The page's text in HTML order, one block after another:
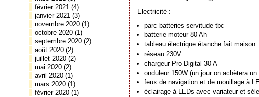
février 2021 (4)
janvier 2021 (3)
novembre 2020 (1)
octobre 2020 (1)
septembre 2020 (2)
août 2020 (2)
juillet 2020 (2)
mai 2020 (2)
avril 2020 (1)
mars 2020 (1)
février 2020 (1)
Electricité :
parc batteries servitude tbc
batterie moteur 80 Ah
tableau électrique étanche fait maison
réseau 230V
chargeur Pro Digital 30 A
onduleur 150W (un jour on achètera
feux de navigation et demouillage à
éclairage à LEDs avec variateur et